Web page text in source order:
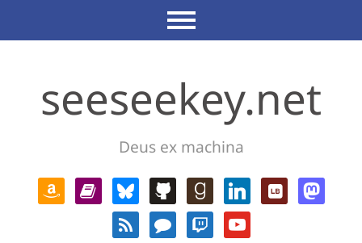
seeseekey.net
Deus ex machina